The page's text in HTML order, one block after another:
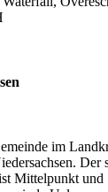
im
Der
Mittelpunkt und